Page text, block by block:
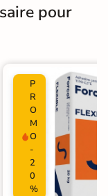
pour
P
R
O
M
O
-
2
0
%